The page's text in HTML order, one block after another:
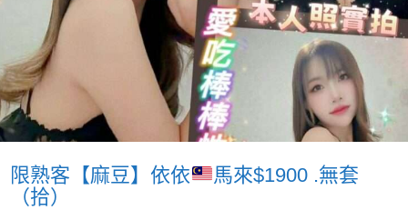
限熟客【麻豆】依依
馬來$1900 .無套
（拾）